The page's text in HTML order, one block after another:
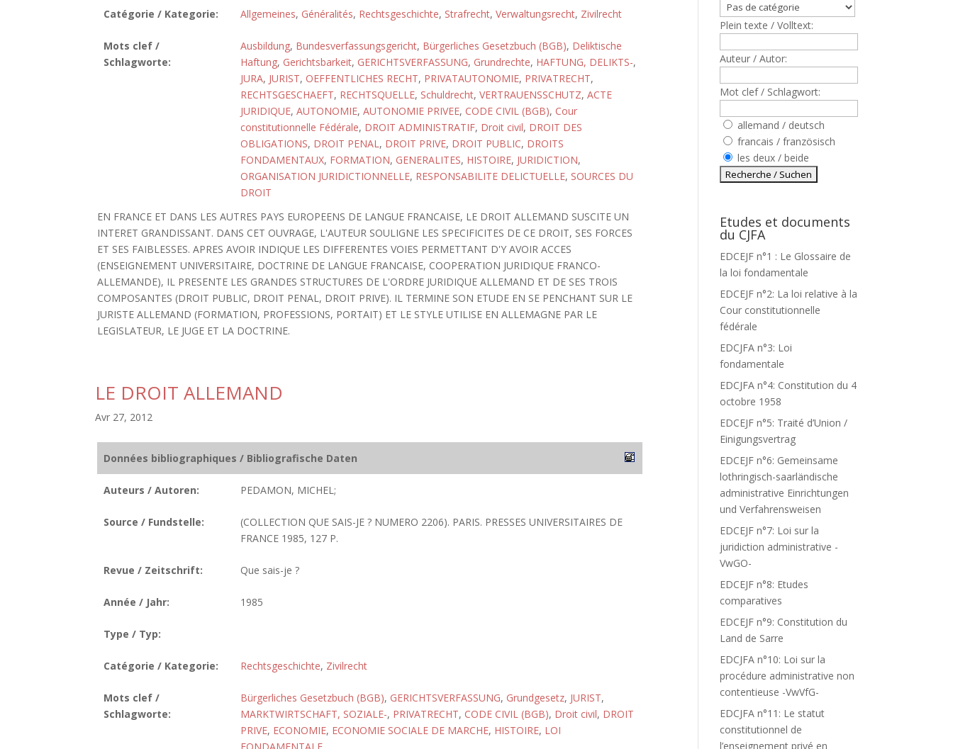
Catégorie / Kategorie: Allgemeines, Généralités, Rechtsgeschichte, Strafrecht, Verwaltungsrecht, Zivilrecht
Mots clef /
Schlagworte:
Ausbildung, Bundesverfassungsgericht, Bürgerliches Gesetzbuch (BGB), Deliktische
Haftung, Gerichtsbarkeit, GERICHTSVERFASSUNG, Grundrechte, HAFTUNG, DELIKTS-,
JURA, JURIST, OEFFENTLICHES RECHT, PRIVATAUTONOMIE, PRIVATRECHT,
RECHTSGESCHAEFT, RECHTSQUELLE, Schuldrecht, VERTRAUENSSCHUTZ, ACTE
JURIDIQUE, AUTONOMIE, AUTONOMIE PRIVEE, CODE CIVIL (BGB), Cour
constitutionnelle Fédérale, DROIT ADMINISTRATIF, Droit civil, DROIT DES
OBLIGATIONS, DROIT PENAL, DROIT PRIVE, DROIT PUBLIC, DROITS
FONDAMENTAUX, FORMATION, GENERALITES, HISTOIRE, JURIDICTION,
ORGANISATION JURIDICTIONNELLE, RESPONSABILITE DELICTUELLE, SOURCES DU
DROIT
EN FRANCE ET DANS LES AUTRES PAYS EUROPEENS DE LANGUE FRANCAISE, LE DROIT ALLEMAND SUSCITE UN
INTERET GRANDISSANT. DANS CET OUVRAGE, L'AUTEUR SOULIGNE LES SPECIFICITES DE CE DROIT, SES FORCES
ET SES FAIBLESSES. APRES AVOIR INDIQUE LES DIFFERENTES VOIES PERMETTANT D'Y AVOIR ACCES
(ENSEIGNEMENT UNIVERSITAIRE, DOCTRINE DE LANGUE FRANCAISE, COOPERATION JURIDIQUE FRANCO-
ALLEMANDE), IL PRESENTE LES GRANDES STRUCTURES DE L'ORDRE JURIDIQUE ALLEMAND ET DE SES TROIS
COMPOSANTES (DROIT PUBLIC, DROIT PENAL, DROIT PRIVE). IL TERMINE SON ETUDE EN SE PENCHANT SUR LE
JURISTE ALLEMAND (FORMATION, PROFESSIONS, PORTAIT) ET LE STYLE UTILISE EN ALLEMAGNE PAR LE
LEGISLATEUR, LE JUGE ET LA DOCTRINE.
LE DROIT ALLEMAND
Avr 27, 2012
Données bibliographiques / Bibliografische Daten
Auteurs / Autoren: PEDAMON, MICHEL;
Source / Fundstelle:
(COLLECTION QUE SAIS-JE ? NUMERO 2206). PARIS. PRESSES UNIVERSITAIRES DE
FRANCE 1985, 127 P.
Revue / Zeitschrift: Que sais-je ?
Année / Jahr: 1985
Type / Typ:
Catégorie / Kategorie: Rechtsgeschichte, Zivilrecht
Mots clef /
Schlagworte:
Bürgerliches Gesetzbuch (BGB), GERICHTSVERFASSUNG, Grundgesetz, JURIST,
MARKTWIRTSCHAFT, SOZIALE-, PRIVATRECHT, CODE CIVIL (BGB), Droit civil, DROIT
PRIVE, ECONOMIE, ECONOMIE SOCIALE DE MARCHE, HISTOIRE, LOI
Plein texte / Volltext:
Auteur / Autor:
Mot clef / Schlagwort:
allemand / deutsch
francais / französisch
les deux / beide
Etudes et documents
du CJFA
EDCEJF n°1 : Le Glossaire de
la loi fondamentale
EDCEJF n°2: La loi relative à la
Cour constitutionnelle
fédérale
EDCJFA n°3: Loi
fondamentale
EDCJFA n°4: Constitution du 4
octobre 1958
EDCEJF n°5: Traité d’Union /
Einigungsvertrag
EDCEJF n°6: Gemeinsame
lothringisch-saarländische
administrative Einrichtungen
und Verfahrensweisen
EDCEJF n°7: Loi sur la
juridiction administrative -
VwGO-
EDCEJF n°8: Etudes
comparatives
EDCEJF n°9: Constitution du
Land de Sarre
EDCJFA n°10: Loi sur la
procédure administrative non
contentieuse -VwVfG-
EDCJFA n°11: Le statut
constitutionnel de
l’enseignement privé en